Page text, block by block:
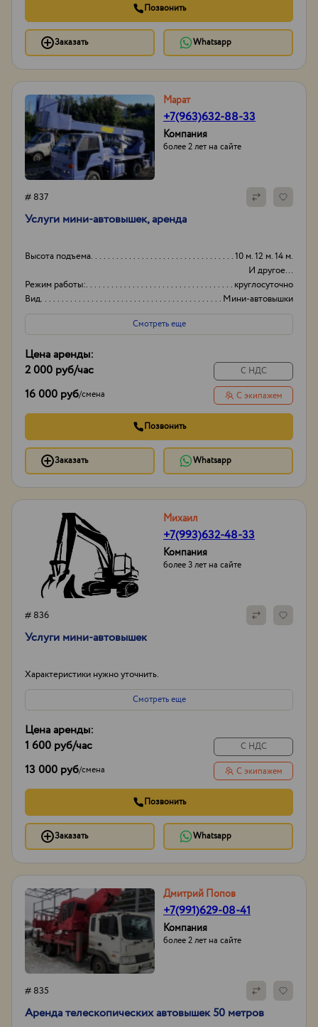
Позвонить
Заказать Whatsapp
Марат
+7(963)632-88-33
Компания
более 2 лет на сайте
# 837
Услуги мини-автовышек, аренда
Высота подъема
10 м. 12 м. 14 м.
И другое...
Режим работы:
круглосуточно
Вид
Мини-автовышки
Высота вышки
15
Смотреть еще
Цена аренды:
2 000 руб/час
16 000 руб/смена
С НДС
С экипажем
Позвонить
Заказать Whatsapp
Михаил
+7(993)632-48-33
Компания
более 3 лет на сайте
# 836
Услуги мини-автовышек
Характеристики нужно уточнить.
Смотреть еще
Цена аренды:
1 600 руб/час
13 000 руб/смена
С НДС
С экипажем
Позвонить
Заказать Whatsapp
Дмитрий Попов
+7(991)629-08-41
Компания
более 2 лет на сайте
# 835
Аренда телескопических автовышек 50 метров